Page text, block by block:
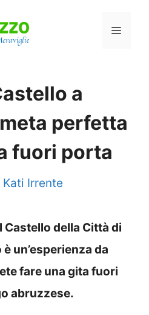
Menu
a
meta perfetta
fuori porta
Kati Irrente
Castello della Città di
un’esperienza da
fare una gita fuori
abruzzese.